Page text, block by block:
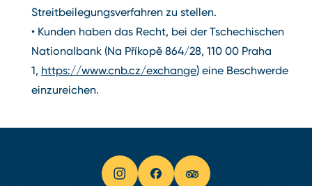
Streitbeilegungsverfahren zu stellen.
• Kunden haben das Recht, bei der Tschechischen
Nationalbank (Na Příkopě 864/28, 110 00 Praha
1, https://www.cnb.cz/exchange) eine Beschwerde
einzureichen.